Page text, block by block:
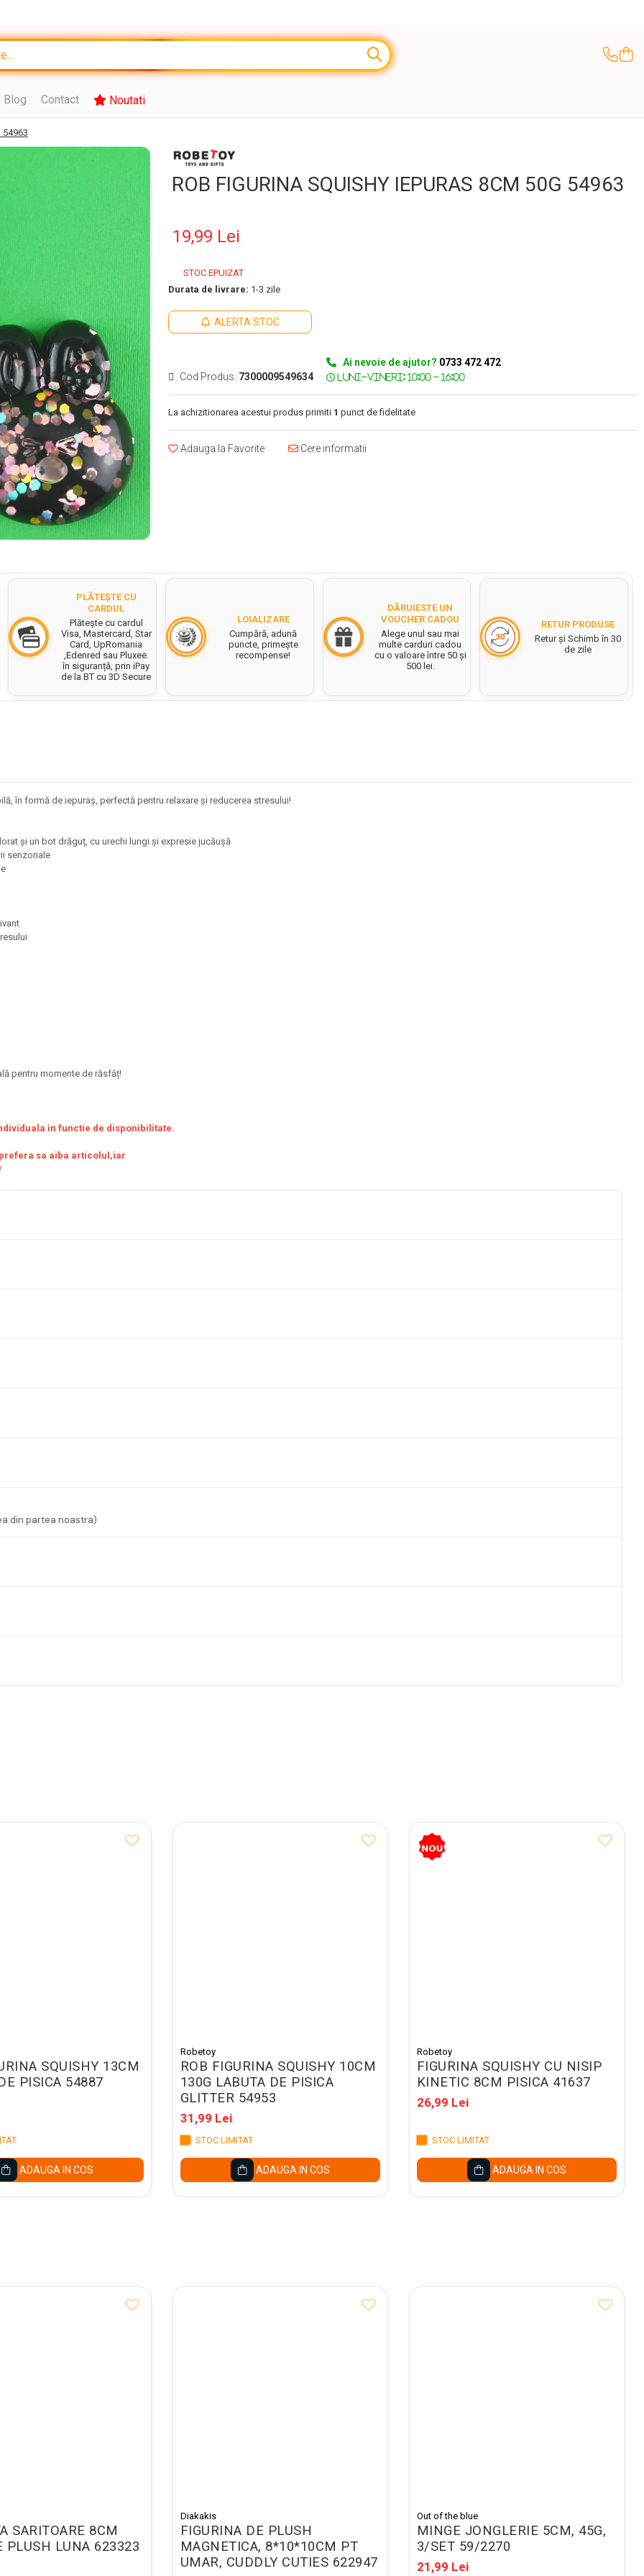
Blog Contact Noutati
54963
ROB FIGURINA SQUISHY IEPURAS 8CM 50G 54963
19,99 Lei
STOC EPUIZAT
Durata de livrare: 1-3 zile
ALERTA STOC
Cod Produs: 7300009549634
Ai nevoie de ajutor? 0733 472 472
La achizitionarea acestui produs primiti 1 punct de fidelitate
Adauga la Favorite Cere informatii
PLĂTEȘTE CU
CARDUL
Plătește cu cardul
Visa, Mastercard, Star
Card, UpRomania
,Edenred sau Pluxee.
în siguranță, prin iPay
de la BT cu 3D Secure
LOIALIZARE
Cumpără, adună
puncte, primește
recompense!
DĂRUIESTE UN
VOUCHER CADOU
Alege unul sau mai
multe carduri cadou
cu o valoare între 50 și
500 lei.
RETUR PRODUSE
Retur și Schimb în 30
de zile
în formă de iepuraș, perfectă pentru relaxare și reducerea stresului!
și un bot drăguț, cu urechi lungi și expresie jucăușă
senzoriale
pentru momente de răsfăț!
in functie de disponibilitate.
sa aiba articolul,iar
din partea noastra)
SQUISHY 13CM
PISICA 54887
ADAUGA IN COS
Robetoy
ROB FIGURINA SQUISHY 10CM
130G LABUTA DE PISICA
GLITTER 54953
31,99 Lei
STOC LIMITAT
ADAUGA IN COS
Robetoy
FIGURINA SQUISHY CU NISIP
KINETIC 8CM PISICA 41637
26,99 Lei
STOC LIMITAT
ADAUGA IN COS
SARITOARE 8CM
PLUSH LUNA 623323
Diakakis
FIGURINA DE PLUSH
MAGNETICA, 8*10*10CM PT
UMAR, CUDDLY CUTIES 622947
Out of the blue
MINGE JONGLERIE 5CM, 45G,
3/SET 59/2270
21,99 Lei